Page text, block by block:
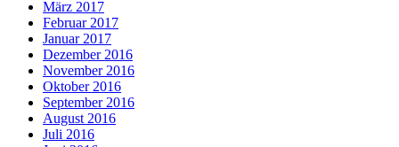
März 2017
Februar 2017
Januar 2017
Dezember 2016
November 2016
Oktober 2016
September 2016
August 2016
Juli 2016